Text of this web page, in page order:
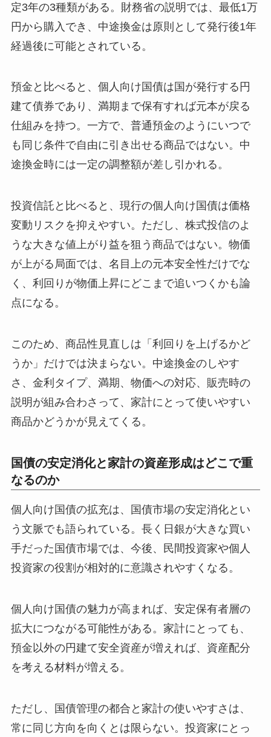
定3年の3種類がある。財務省の説明では、最低1万
円から購入でき、中途換金は原則として発行後1年
経過後に可能とされている。
預金と比べると、個人向け国債は国が発行する円
建て債券であり、満期まで保有すれば元本が戻る
仕組みを持つ。一方で、普通預金のようにいつで
も同じ条件で自由に引き出せる商品ではない。中
途換金時には一定の調整額が差し引かれる。
投資信託と比べると、現行の個人向け国債は価格
変動リスクを抑えやすい。ただし、株式投信のよ
うな大きな値上がり益を狙う商品ではない。物価
が上がる局面では、名目上の元本安全性だけでな
く、利回りが物価上昇にどこまで追いつくかも論
点になる。
このため、商品性見直しは「利回りを上げるかど
うか」だけでは決まらない。中途換金のしやす
さ、金利タイプ、満期、物価への対応、販売時の
説明が組み合わさって、家計にとって使いやすい
商品かどうかが見えてくる。
国債の安定消化と家計の資産形成はどこで重
なるのか
個人向け国債の拡充は、国債市場の安定消化とい
う文脈でも語られている。長く日銀が大きな買い
手だった国債市場では、今後、民間投資家や個人
投資家の役割が相対的に意識されやすくなる。
個人向け国債の魅力が高まれば、安定保有者層の
拡大につながる可能性がある。家計にとっても、
預金以外の円建て安全資産が増えれば、資産配分
を考える材料が増える。
ただし、国債管理の都合と家計の使いやすさは、
常に同じ方向を向くとは限らない。投資家にとっ